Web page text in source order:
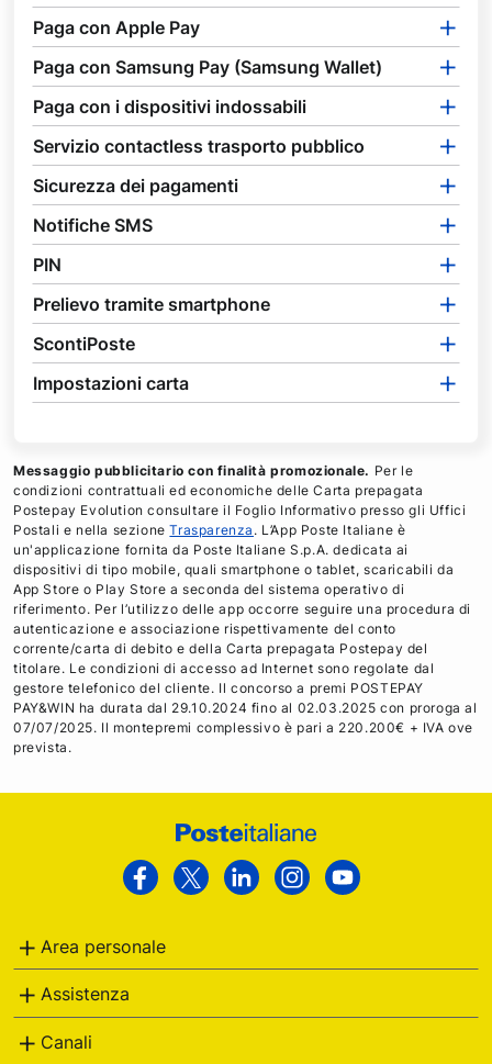
Paga con Apple Pay
Paga con Samsung Pay (Samsung Wallet)
Paga con i dispositivi indossabili
Servizio contactless trasporto pubblico
Sicurezza dei pagamenti
Notifiche SMS
PIN
Prelievo tramite smartphone
ScontiPoste
Impostazioni carta
Messaggio pubblicitario con finalità promozionale. Per le
condizioni contrattuali ed economiche delle Carta prepagata
Postepay Evolution consultare il Foglio Informativo presso gli Uffici
Postali e nella sezioneTrasparenza . L’App Poste Italiane è
un'applicazione fornita da Poste Italiane S.p.A. dedicata ai
dispositivi di tipo mobile, quali smartphone o tablet, scaricabili da
App Store o Play Store a seconda del sistema operativo di
riferimento. Per l’utilizzo delle app occorre seguire una procedura di
autenticazione e associazione rispettivamente del conto
corrente/carta di debito e della Carta prepagata Postepay del
titolare. Le condizioni di accesso ad Internet sono regolate dal
gestore telefonico del cliente. Il concorso a premi POSTEPAY
PAY&WIN ha durata dal 29.10.2024 fino al 02.03.2025 con proroga al
07/07/2025. Il montepremi complessivo è pari a 220.200€ + IVA ove
prevista.
Facebook
Twitter LinkedinInstagram
Area personale
Assistenza
Canali